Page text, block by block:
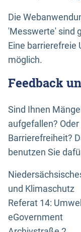
Die
'Messwerte' sind
Eine barrierefreie
möglich.
Feedback
Sind Ihnen
aufgefallen?
Barrierefreiheit?
benutzen Sie
und Klimaschutz
Referat 14:
eGovernment